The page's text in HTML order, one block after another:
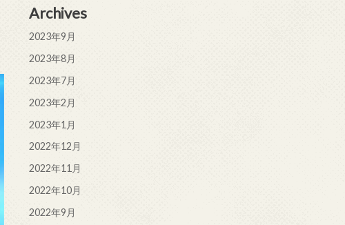
Archives
2023年9月
2023年8月
2023年7月
2023年2月
2023年1月
2022年12月
2022年11月
2022年10月
2022年9月